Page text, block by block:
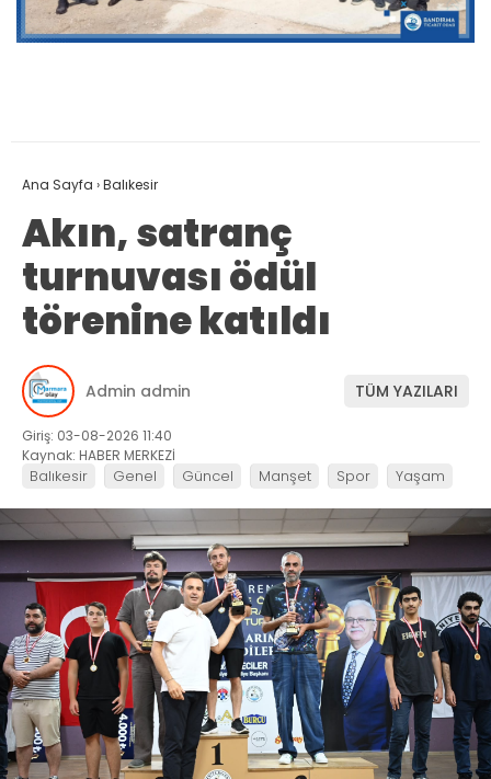
Ana Sayfa ›Balıkesir
Akın, satranç
turnuvası ödül
törenine katıldı
Admin admin TÜM YAZILARI
Giriş: 03-08-2026 11:40
Kaynak: HABER MERKEZİ
Balıkesir Genel Güncel Manşet Spor Yaşam